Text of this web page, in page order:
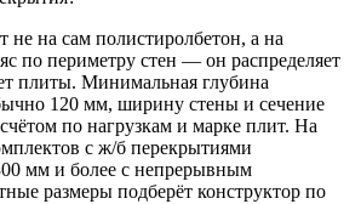
не на сам полистиролбетон, а на
по периметру стен — он распределяет
плиты. Минимальная глубина
120 мм, ширину стены и сечение
по нагрузкам и марке плит. На
с ж/б перекрытиями
мм и более с непрерывным
размеры подберёт конструктор по